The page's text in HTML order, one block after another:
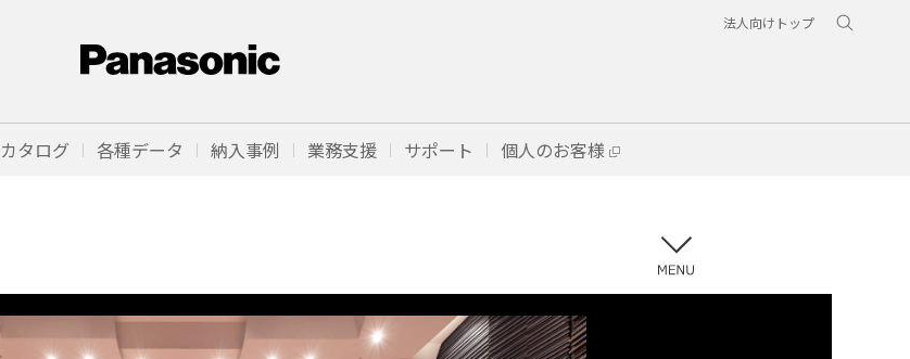
法人向けトップ
カタログ 各種データ 納入事例 業務支援 サポート 個人のお客様